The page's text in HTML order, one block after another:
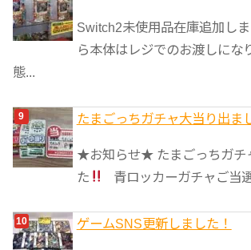
Switch2未使用品在庫追加しま
ら本体はレジでのお渡しにな
態...
たまごっちガチャ大当り出ま
★お知らせ★ たまごっちガチ
た
青ロッカーガチャご当
ゲームSNS更新しました！